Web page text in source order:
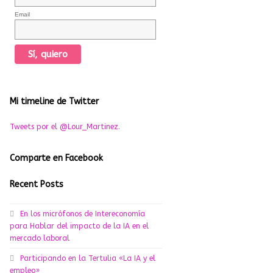
Email
Mi timeline de Twitter
Tweets por el @Lour_Martinez.
Comparte en Facebook
Recent Posts
En los micrófonos de Intereconomía
para Hablar del impacto de la IA en el
mercado laboral
Participando en la Tertulia «La IA y el
empleo»